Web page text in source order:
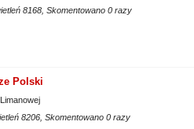
8168, Skomentowano 0 razy
Polski
8206, Skomentowano 0 razy